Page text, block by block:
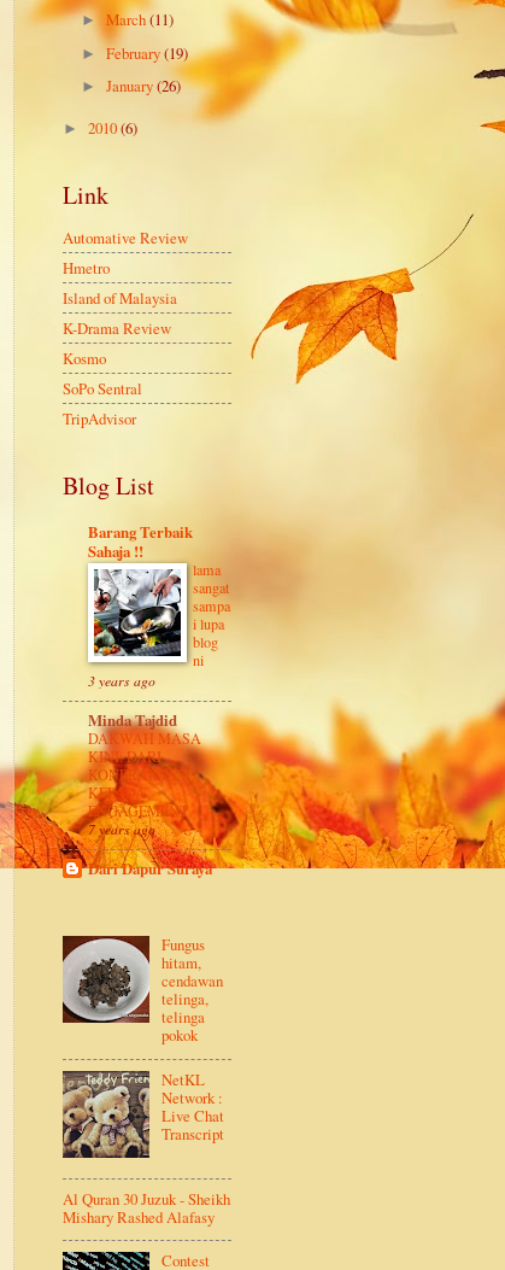
►March(11)
►February(19)
►January(26)
► 2010(6)
Link
Automative Review
Hmetro
Island of Malaysia
K-Drama Review
Kosmo
SoPo Sentral
TripAdvisor
Blog List
Barang Terbaik
Sahaja !!
lama
sangat
sampa
i lupa
blog
ni
3 years ago
Minda Tajdid
DAKWAH MASA
KINI: DARI
KONFRANTASI
KEPADA
ENGAGEMENT
7 years ago
Dari Dapur Suraya
Fungus
hitam,
cendawan
telinga,
telinga
pokok
NetKL
Network :
Live Chat
Transcript
Al Quran 30 Juzuk - Sheikh
Mishary Rashed Alafasy
Contest